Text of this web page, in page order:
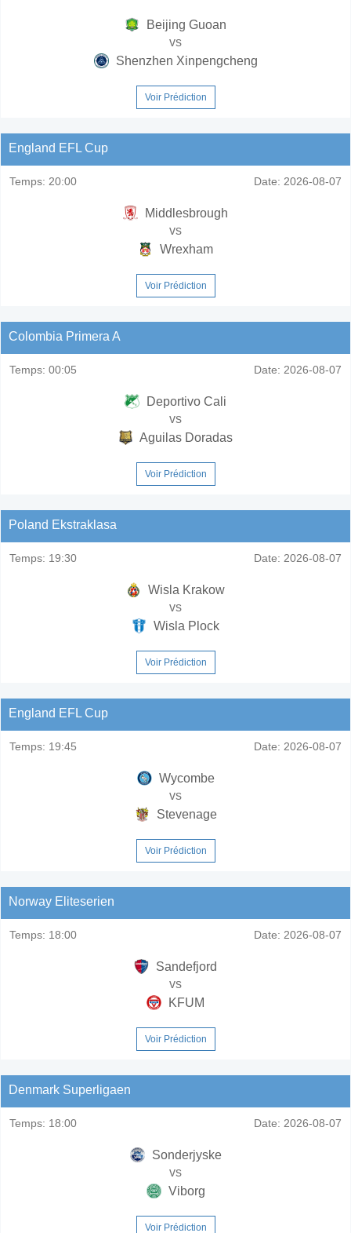
Beijing Guoan
vs
Shenzhen Xinpengcheng
Voir Prédiction
England EFL Cup
Temps: 20:00 Date: 2026-08-07
Middlesbrough
vs
Wrexham
Voir Prédiction
Colombia Primera A
Temps: 00:05 Date: 2026-08-07
Deportivo Cali
vs
Aguilas Doradas
Voir Prédiction
Poland Ekstraklasa
Temps: 19:30 Date: 2026-08-07
Wisla Krakow
vs
Wisla Plock
Voir Prédiction
England EFL Cup
Temps: 19:45 Date: 2026-08-07
Wycombe
vs
Stevenage
Voir Prédiction
Norway Eliteserien
Temps: 18:00 Date: 2026-08-07
Sandefjord
vs
KFUM
Voir Prédiction
Denmark Superligaen
Temps: 18:00 Date: 2026-08-07
Sonderjyske
vs
Viborg
Voir Prédiction